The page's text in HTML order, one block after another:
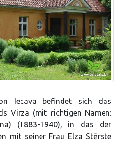
Iecava befindet sich das
Virza (mit richtigen Namen:
(1883-1940), in das der
mit seiner Frau Elza Stērste